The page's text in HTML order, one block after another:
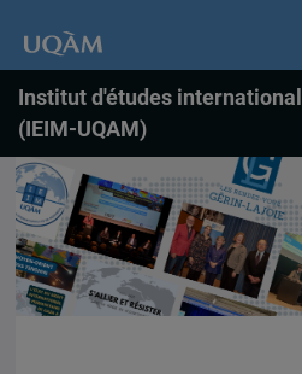
Institut d'études
(IEIM-UQAM)